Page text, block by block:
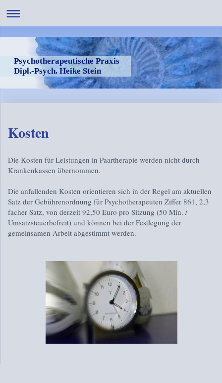
Psychotherapeutische Praxis
Dipl.-Psych. Heike Stein
Kosten
Die Kosten für Leistungen in Paartherapie werden nicht durch
Krankenkassen übernommen.
Die anfallenden Kosten orientieren sich in der Regel am aktuellen
Satz der Gebührenordnung für Psychotherapeuten Ziffer 861, 2,3
facher Satz, von derzeit 92,50 Euro pro Sitzung (50 Min. /
Umsatzsteuerbefreit) und können bei der Festlegung der
gemeinsamen Arbeit abgestimmt werden.